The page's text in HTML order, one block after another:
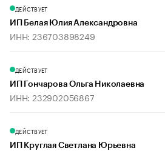
ДЕЙСТВУЕТ
ИП Белая Юлия Александровна
ИНН: 236703898249
ДЕЙСТВУЕТ
ИП Гончарова Ольга Николаевна
ИНН: 232902056867
ДЕЙСТВУЕТ
ИП Круглая Светлана Юрьевна